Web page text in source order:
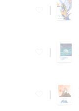
|
|
|